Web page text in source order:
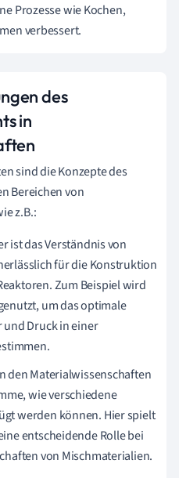
Prozesse wie Kochen,
verbessert.
des
in
sind die Konzepte des
Bereichen von
z.B.:
ist das Verständnis von
für die Konstruktion
Zum Beispiel wird
um das optimale
Druck in einer
den Materialwissenschaften
wie verschiedene
werden können. Hier spielt
entscheidende Rolle bei
von Mischmaterialien.